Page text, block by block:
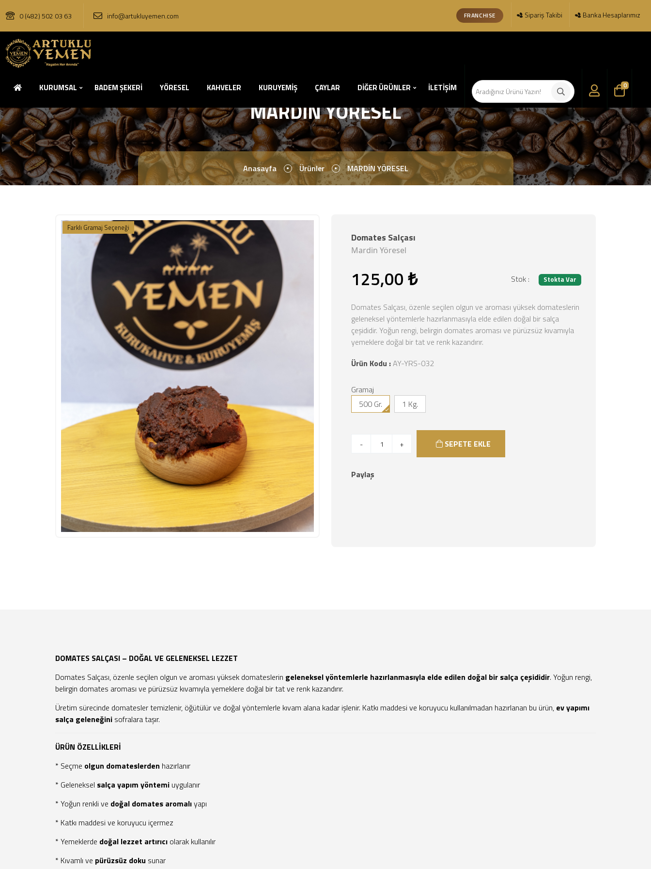
0 (482) 502 03 63 info@artukluyemen.com FRANCHISE Sipariş Takibi Banka Hesaplarımız
KURUMSAL BADEM ŞEKERİ YÖRESEL KAHVELER KURUYEMİŞ ÇAYLAR DİĞER ÜRÜNLER İLETİŞİM 0
MARDİN YÖRESEL
Anasayfa Ürünler MARDİN YÖRESEL
Farklı Gramaj Seçeneği
Domates Salçası
Mardi̇n Yöresel
Stok : Stokta Var
125,00 ₺
Domates Salçası, özenle seçilen olgun ve aroması yüksek domateslerin
geleneksel yöntemlerle hazırlanmasıyla elde edilen doğal bir salça
çeşididir. Yoğun rengi, belirgin domates aroması ve pürüzsüz kıvamıyla
yemeklere doğal bir tat ve renk kazandırır.
Ürün Kodu :AY-YRS-032
Gramaj
500 Gr.
1 Kg.
- + SEPETE EKLE
Paylaş
DOMATES SALÇASI – DOĞAL VE GELENEKSEL LEZZET
Domates Salçası, özenle seçilen olgun ve aroması yüksek domateslerin geleneksel yöntemlerle hazırlanmasıyla elde edilen doğal bir salça çeşididir. Yoğun rengi,
belirgin domates aroması ve pürüzsüz kıvamıyla yemeklere doğal bir tat ve renk kazandırır.
Üretim sürecinde domatesler temizlenir, öğütülür ve doğal yöntemlerle kıvam alana kadar işlenir. Katkı maddesi ve koruyucu kullanılmadan hazırlanan bu ürün, ev yapımı
salça geleneğini sofralara taşır.
ÜRÜN ÖZELLİKLERİ
* Seçme olgun domateslerden hazırlanır
* Geleneksel salça yapım yöntemi uygulanır
* Yoğun renkli ve doğal domates aromalıyapı
* Katkı maddesi ve koruyucu içermez
* Yemeklerde doğal lezzet artırıcı olarak kullanılır
* Kıvamlı ve pürüzsüz doku sunar